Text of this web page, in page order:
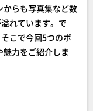
からも写真集など数
れています。で
こで今回5つのポ
力をご紹介しま